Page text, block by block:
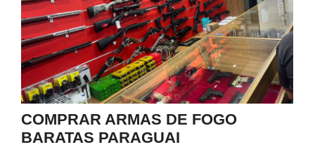
COMPRAR ARMAS DE FOGO
BARATAS PARAGUAI